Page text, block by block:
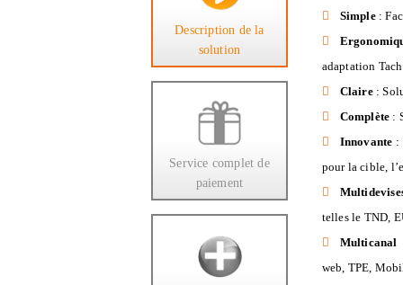
Description de la
solution
Service complet de
paiement
Simple :
adaptation
Claire:
Complète :
Innovante :
pour la cible,
telles le TND,
Multicanal
web, TPE,